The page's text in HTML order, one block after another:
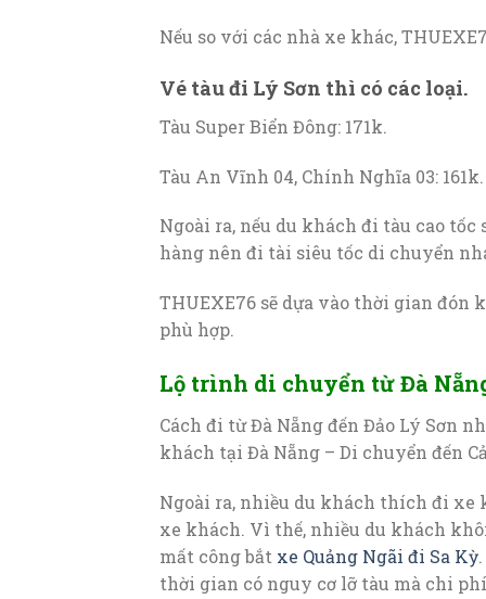
Nếu so với các nhà xe khác,
Vé tàu đi Lý Sơn thì có các loại.
Tàu Super Biển Đông: 171k.
Tàu An Vĩnh 04, Chính Nghĩa 03: 161k.
Ngoài ra, nếu du khách đi tàu cao
hàng nên đi tài siêu tốc di chuyển
THUEXE76 sẽ dựa vào thời gian đón
phù hợp.
Lộ trình di chuyển từ Đà
Cách đi từ Đà Nẵng đến Đảo Lý Sơn
khách tại Đà Nẵng – Di chuyển đến
Ngoài ra, nhiều du khách thích đi xe
xe khách. Vì thế, nhiều du khách
mất công bắt xe Quảng Ngãi đi Sa Kỳ
thời gian có nguy cơ lỡ tàu mà chi